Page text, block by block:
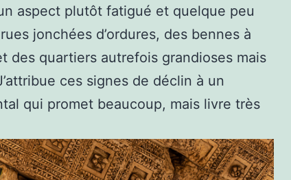
aspect plutôt fatigué et quelque peu
jonchées d’ordures, des bennes à
des quartiers autrefois grandioses mais
ces signes de déclin à un
qui promet beaucoup, mais livre très